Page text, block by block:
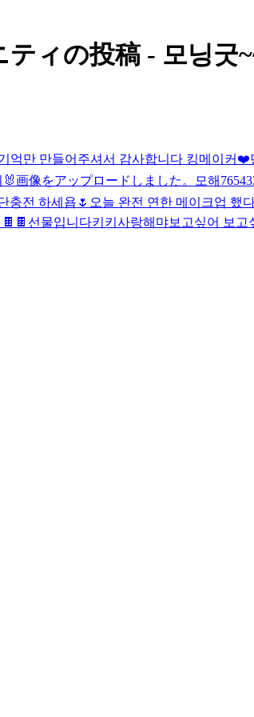
ィの投稿 - 모닝굿
억만 만들어주셔서 감사합니다 킹메이커❤️
画像をアップロードしました。 모해
충전 하세욥🌷 오늘 완전 연한 메이크업 했
선물입니다키키 사랑해 먀보고싶어 보고